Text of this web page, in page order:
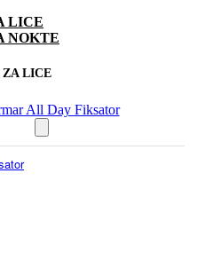
LICE
NOKTE
LICE